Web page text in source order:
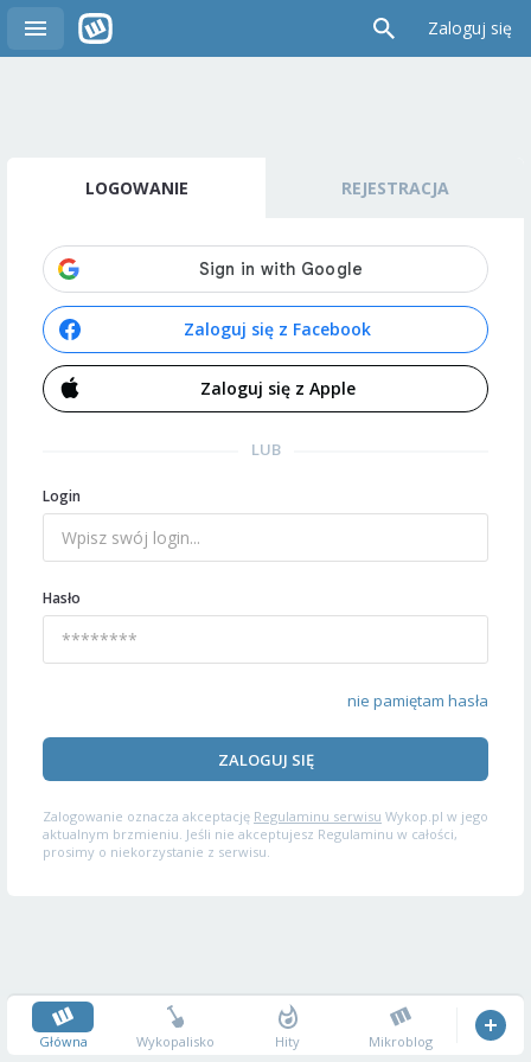
Zaloguj się
LOGOWANIE REJESTRACJA
Zaloguj się z Facebook
Zaloguj się z Apple
LUB
Login
Hasło
nie pamiętam hasła
ZALOGUJ SIĘ
Zalogowanie oznacza akceptację Regulaminu serwisu Wykop.pl w jego
aktualnym brzmieniu. Jeśli nie akceptujesz Regulaminu w całości,
prosimy o niekorzystanie z serwisu.
Główna Wykopalisko Hity Mikroblog